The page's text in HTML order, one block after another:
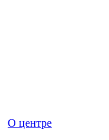
О центре